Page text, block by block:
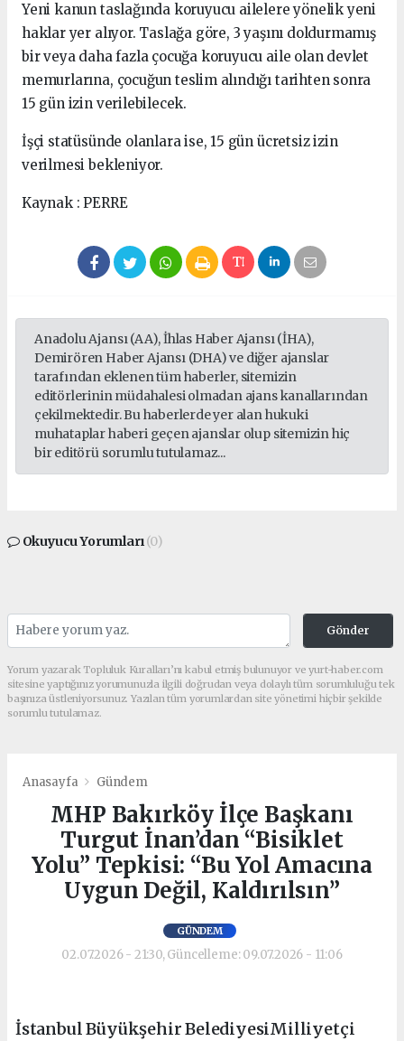
Yeni kanun taslağında koruyucu ailelere yönelik yeni
haklar yer alıyor. Taslağa göre, 3 yaşını doldurmamış
bir veya daha fazla çocuğa koruyucu aile olan devlet
memurlarına, çocuğun teslim alındığı tarihten sonra
15 gün izin verilebilecek.
İşçi statüsünde olanlara ise, 15 gün ücretsiz izin
verilmesi bekleniyor.
Kaynak : PERRE
Anadolu Ajansı (AA), İhlas Haber Ajansı (İHA),
Demirören Haber Ajansı (DHA) ve diğer ajanslar
tarafından eklenen tüm haberler, sitemizin
editörlerinin müdahalesi olmadan ajans kanallarından
çekilmektedir. Bu haberlerde yer alan hukuki
muhataplar haberi geçen ajanslar olup sitemizin hiç
bir editörü sorumlu tutulamaz...
Okuyucu Yorumları(0)
Gönder
Yorum yazarak Topluluk Kuralları’nı kabul etmiş bulunuyor ve yurt-haber.com
sitesine yaptığınız yorumunuzla ilgili doğrudan veya dolaylı tüm sorumluluğu tek
başınıza üstleniyorsunuz. Yazılan tüm yorumlardan site yönetimi hiçbir şekilde
sorumlu tutulamaz.
Anasayfa Gündem
MHP Bakırköy İlçe Başkanı
Turgut İnan’dan “Bisiklet
Yolu” Tepkisi: “Bu Yol Amacına
Uygun Değil, Kaldırılsın”
GÜNDEM
02.07.2026 - 21:30, Güncelleme: 09.07.2026 - 11:06
İstanbul Büyükşehir BelediyesiMilliyetçi